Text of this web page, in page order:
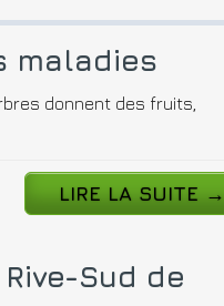
maladies
donnent des fruits,
LIRE LA SUITE →
Sud de